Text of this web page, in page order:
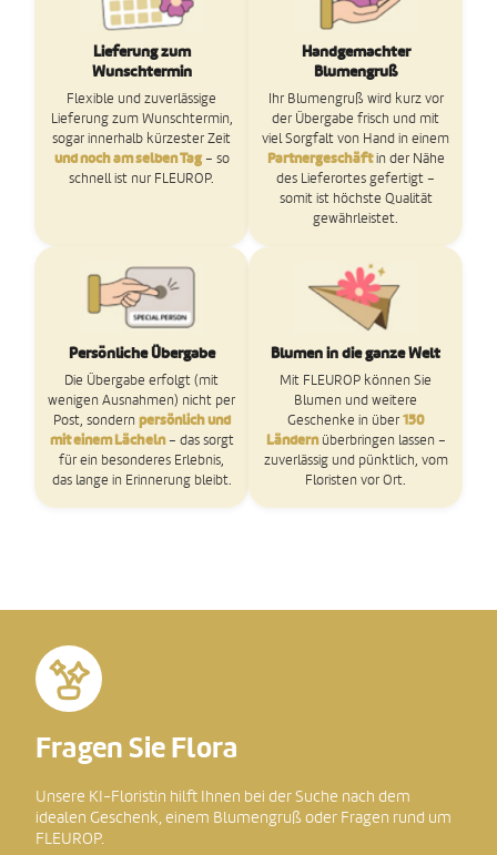
Lieferung zum
Wunschtermin
Flexible und zuverlässige
Lieferung zum Wunschtermin,
sogar innerhalb kürzester Zeit
und noch am selben Tag– so
schnell ist nur FLEUROP.
Handgemachter
Blumengruß
Ihr Blumengruß wird kurz vor
der Übergabe frisch und mit
viel Sorgfalt von Hand in einem
Partnergeschäftin der Nähe
des Lieferortes gefertigt –
somit ist höchste Qualität
gewährleistet.
Persönliche Übergabe
Die Übergabe erfolgt (mit
wenigen Ausnahmen) nicht per
Post, sondern persönlich und
mit einem Lächeln– das sorgt
für ein besonderes Erlebnis,
das lange in Erinnerung bleibt.
Blumen in die ganze Welt
Mit FLEUROP können Sie
Blumen und weitere
Geschenke in über 150
Ländernüberbringen lassen –
zuverlässig und pünktlich, vom
Floristen vor Ort.
Fragen Sie Flora
Unsere KI-Floristin hilft Ihnen bei der Suche nach dem
idealen Geschenk, einem Blumengruß oder Fragen rund um
FLEUROP.